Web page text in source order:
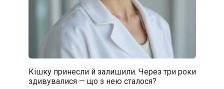
Кішку принесли й залишили. Через три роки
здивувалися — що з нею сталося?